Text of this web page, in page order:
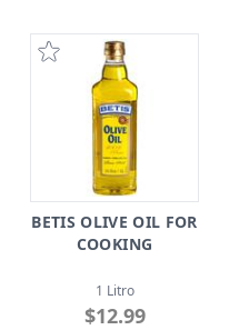
BETIS OLIVE OIL FOR
COOKING
1 Litro
$12.99